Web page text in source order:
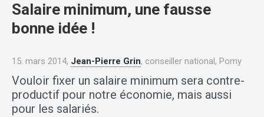
Salaire minimum, une fausse
bonne idée !
15. mars 2014, Jean-Pierre Grin, conseiller national, Pomy
Vouloir fixer un salaire minimum sera contre-
productif pour notre économie, mais aussi
pour les salariés.